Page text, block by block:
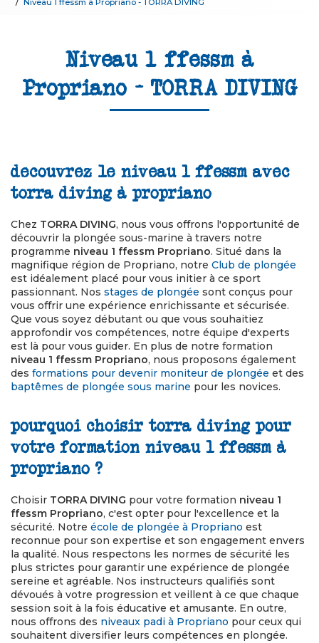
Niveau 1 ffessm à
Propriano - TORRA DIVING
decouvrez le niveau 1 ffessm avec
torra diving à propriano
Chez TORRA DIVING, nous vous offrons l'opportunité de
découvrir la plongée sous-marine à travers notre
programme niveau 1 ffessm Propriano. Situé dans la
magnifique région de Propriano, notre Club de plongée
est idéalement placé pour vous initier à ce sport
passionnant. Nos stages de plongée sont conçus pour
vous offrir une expérience enrichissante et sécurisée.
Que vous soyez débutant ou que vous souhaitiez
approfondir vos compétences, notre équipe d'experts
est là pour vous guider. En plus de notre formation
niveau 1 ffessm Propriano, nous proposons également
des formations pour devenir moniteur de plongée et des
baptêmes de plongée sous marine pour les novices.
pourquoi choisir torra diving pour
votre formation niveau 1 ffessm à
propriano ?
Choisir TORRA DIVING pour votre formation niveau 1
ffessm Propriano, c'est opter pour l'excellence et la
sécurité. Notre école de plongée à Propriano est
reconnue pour son expertise et son engagement envers
la qualité. Nous respectons les normes de sécurité les
plus strictes pour garantir une expérience de plongée
sereine et agréable. Nos instructeurs qualifiés sont
dévoués à votre progression et veillent à ce que chaque
session soit à la fois éducative et amusante. En outre,
nous offrons des niveaux padi à Propriano pour ceux qui
souhaitent diversifier leurs compétences en plongée.